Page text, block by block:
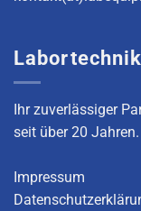
Ihr zuverlässiger
seit über 20 Jahren.
Impressum